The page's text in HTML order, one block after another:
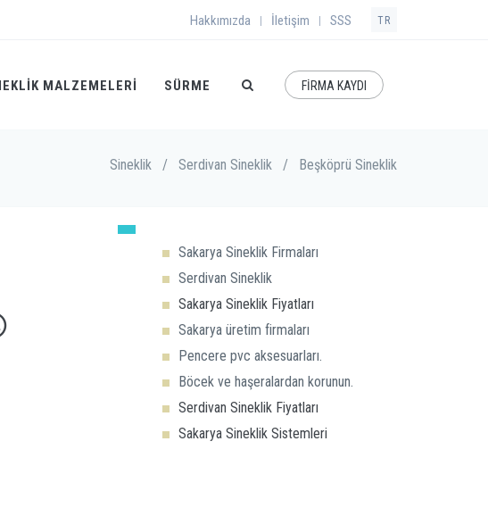
Hakkımızda | İletişim | SSS TR
MALZEMELERI SÜRME FİRMA KAYDI
Sineklik / Serdivan Sineklik / Beşköprü Sineklik
Sakarya Sineklik Firmaları
Serdivan Sineklik
Sakarya Sineklik Fiyatları
Sakarya üretim firmaları
Pencere pvc aksesuarları.
Böcek ve haşeralardan korunun.
Serdivan Sineklik Fiyatları
Sakarya Sineklik Sistemleri